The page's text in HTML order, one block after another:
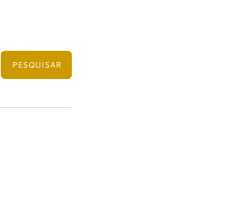
PESQUISAR